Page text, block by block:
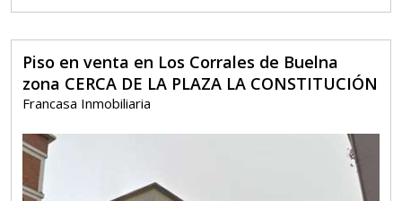
Piso en venta en Los Corrales de Buelna
zona CERCA DE LA PLAZA LA CONSTITUCIÓN
Francasa Inmobiliaria